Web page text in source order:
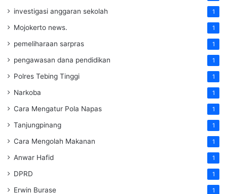
investigasi anggaran sekolah 1
Mojokerto news. 1
pemeliharaan sarpras 1
pengawasan dana pendidikan 1
Polres Tebing Tinggi 1
Narkoba 1
Cara Mengatur Pola Napas 1
Tanjungpinang 1
Cara Mengolah Makanan 1
Anwar Hafid 1
DPRD 1
Erwin Burase 1